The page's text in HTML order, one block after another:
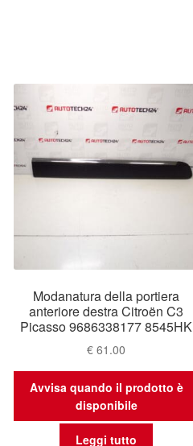
Modanatura della portiera
anteriore destra Citroën C3
Picasso 9686338177 8545HK
€ 61.00
Avvisa quando il prodotto è
disponibile
Leggi tutto